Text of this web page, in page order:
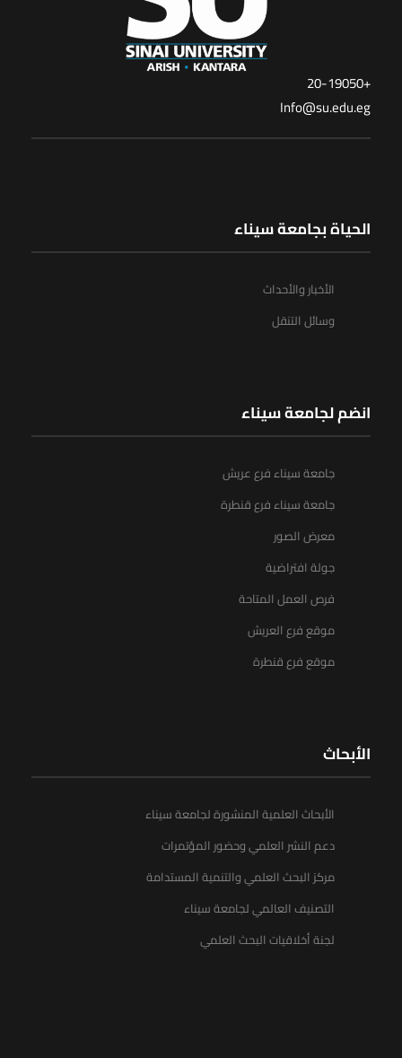
+20-19050
Info@su.edu.eg
الحياة بجامعة سيناء
الأخبار والأحداث
وسائل التنقل
انضم لجامعة سيناء
جامعة سيناء فرع عريش
جامعة سيناء فرع قنطرة
معرض الصور
جولة افتراضية
فرص العمل المتاحة
موقع فرع العريش
موقع فرع قنطرة
الأبحاث
الأبحاث العلمية المنشورة لجامعة سيناء
دعم النشر العلمي وحضور المؤتمرات
مركز البحث العلمي والتنمية المستدامة
التصنيف العالمي لجامعة سيناء
لجنة أخلاقيات البحث العلمي